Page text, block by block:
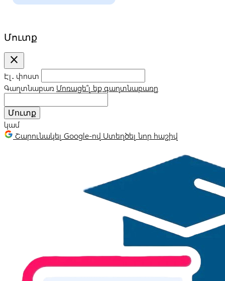
Մուտք
close
Էլ․ փոստ
Գաղտնաբառ Մոռացե՞լ եք գաղտնաբառը
Մուտք
կամ
Շարունակել Google-ով Ստեղծել նոր հաշիվ